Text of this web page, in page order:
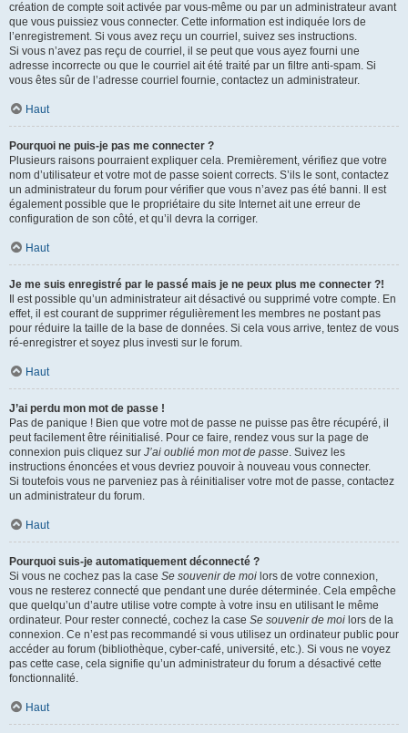
création de compte soit activée par vous-même ou par un administrateur avant
que vous puissiez vous connecter. Cette information est indiquée lors de
l’enregistrement. Si vous avez reçu un courriel, suivez ses instructions.
Si vous n’avez pas reçu de courriel, il se peut que vous ayez fourni une
adresse incorrecte ou que le courriel ait été traité par un filtre anti-spam. Si
vous êtes sûr de l’adresse courriel fournie, contactez un administrateur.
Haut
Pourquoi ne puis-je pas me connecter ?
Plusieurs raisons pourraient expliquer cela. Premièrement, vérifiez que votre
nom d’utilisateur et votre mot de passe soient corrects. S’ils le sont, contactez
un administrateur du forum pour vérifier que vous n’avez pas été banni. Il est
également possible que le propriétaire du site Internet ait une erreur de
configuration de son côté, et qu’il devra la corriger.
Haut
Je me suis enregistré par le passé mais je ne peux plus me connecter ?!
Il est possible qu’un administrateur ait désactivé ou supprimé votre compte. En
effet, il est courant de supprimer régulièrement les membres ne postant pas
pour réduire la taille de la base de données. Si cela vous arrive, tentez de vous
ré-enregistrer et soyez plus investi sur le forum.
Haut
J’ai perdu mon mot de passe !
Pas de panique ! Bien que votre mot de passe ne puisse pas être récupéré, il
peut facilement être réinitialisé. Pour ce faire, rendez vous sur la page de
connexion puis cliquez sur J’ai oublié mon mot de passe. Suivez les
instructions énoncées et vous devriez pouvoir à nouveau vous connecter.
Si toutefois vous ne parveniez pas à réinitialiser votre mot de passe, contactez
un administrateur du forum.
Haut
Pourquoi suis-je automatiquement déconnecté ?
Si vous ne cochez pas la case Se souvenir de moi lors de votre connexion,
vous ne resterez connecté que pendant une durée déterminée. Cela empêche
que quelqu’un d’autre utilise votre compte à votre insu en utilisant le même
ordinateur. Pour rester connecté, cochez la case Se souvenir de moi lors de la
connexion. Ce n’est pas recommandé si vous utilisez un ordinateur public pour
accéder au forum (bibliothèque, cyber-café, université, etc.). Si vous ne voyez
pas cette case, cela signifie qu’un administrateur du forum a désactivé cette
fonctionnalité.
Haut